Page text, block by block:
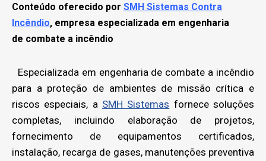
Conteúdo oferecido por SMH Sistemas Contra
Incêndio, empresa especializada em engenharia
de combate a incêndio
Especializada em engenharia de combate a incêndio
para a proteção de ambientes de missão crítica e
riscos especiais, a SMH Sistemas fornece soluções
completas, incluindo elaboração de projetos,
fornecimento de equipamentos certificados,
instalação, recarga de gases, manutenções preventiva